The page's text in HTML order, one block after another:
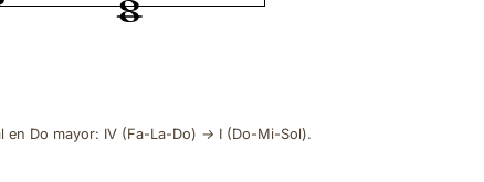
en Do mayor: IV (Fa-La-Do) → I (Do-Mi-Sol).